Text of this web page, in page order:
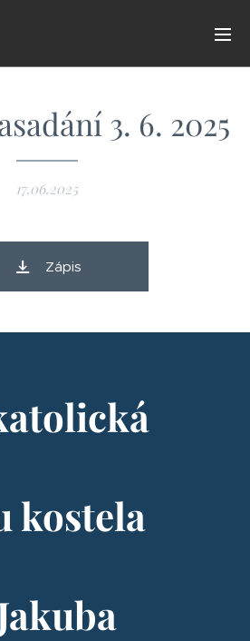
3. 6. 2025
17.06.2025
Zápis
kostela